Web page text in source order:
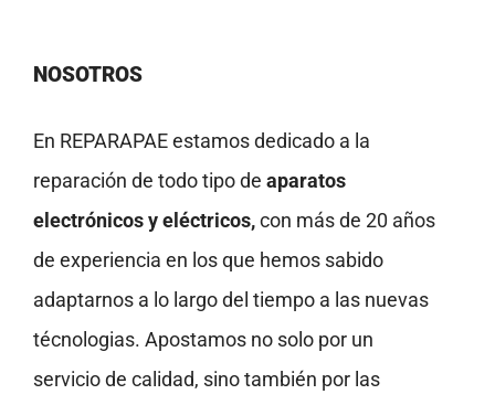
NOSOTROS
En REPARAPAE estamos dedicado a la
reparación de todo tipo de aparatos
electrónicos y eléctricos,con más de 20 años
de experiencia en los que hemos sabido
adaptarnos a lo largo del tiempo a las nuevas
técnologias. Apostamos no solo por un
servicio de calidad, sino también por las